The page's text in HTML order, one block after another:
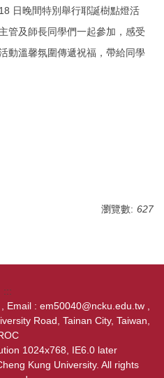
日晚間特別舉行耶誕樹點燈活
管及師長同學們一起參加，感受
動溫馨氛圍傳遞祝福，帶給同學
瀏覽數: 627
:::
: em50040@ncku.edu.tw ,
Road, Tainan City, Taiwan,
1024x768, IE6.0 later
Kung University. All rights